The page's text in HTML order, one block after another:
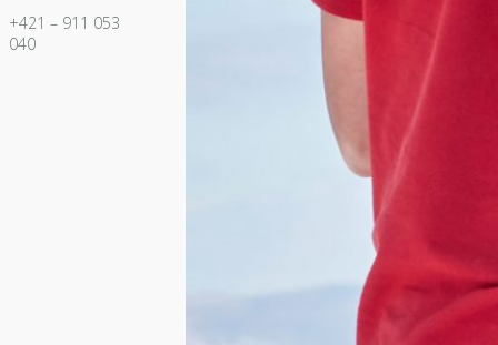
+421 – 911 053
040